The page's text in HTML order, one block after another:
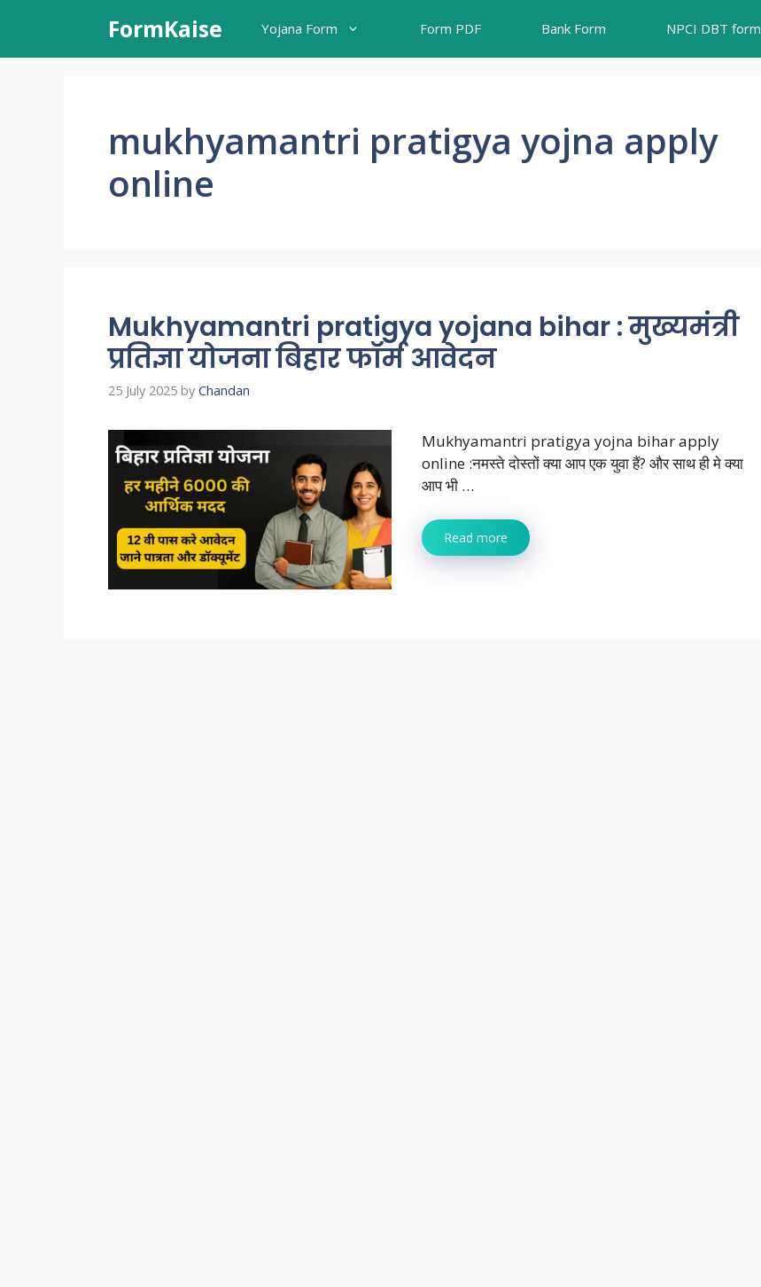
content
FormKaise Yojana Form Form PDF Bank Form NPCI DBT form
mukhyamantri pratigya yojna apply
online
Mukhyamantri pratigya yojana bihar : मुख्यमंत्री
प्रतिज्ञा योजना बिहार फॉर्म आवेदन
25 July 2025 by Chandan
Mukhyamantri pratigya yojna bihar apply
online :नमस्ते दोस्तों क्या आप एक युवा हैं? और साथ ही मे क्या
आप भी …
Read more